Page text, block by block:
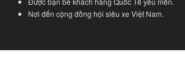
Nơi đến cộng đồng hội siêu xe Việt Nam.